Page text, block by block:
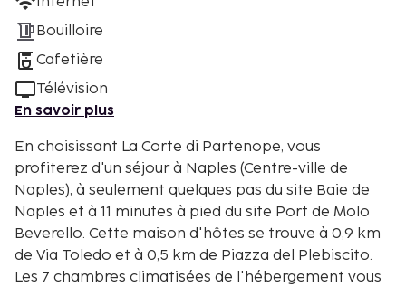
Bouilloire
Cafetière
Télévision
En savoir plus
En choisissant La Corte di Partenope, vous
profiterez d'un séjour à Naples (Centre-ville de
Naples), à seulement quelques pas du site Baie de
Naples et à 11 minutes à pied du site Port de Molo
Beverello. Cette maison d'hôtes se trouve à 0,9 km
de Via Toledo et à 0,5 km de Piazza del Plebiscito.
Les 7 chambres climatisées de l'hébergement vous